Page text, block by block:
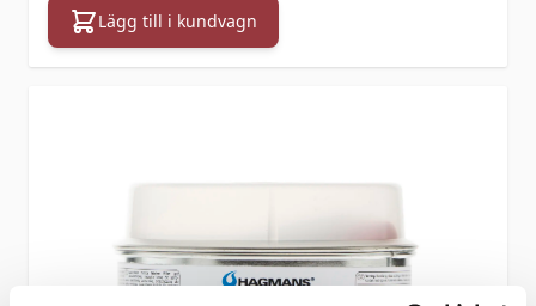
Lägg till i kundvagn